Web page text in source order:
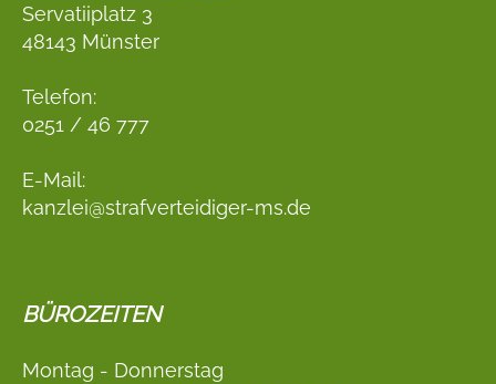
Servatiiplatz 3
48143 Münster
Telefon:
0251 / 46 777
E-Mail:
kanzlei@strafverteidiger-ms.de
BÜROZEITEN
Montag - Donnerstag